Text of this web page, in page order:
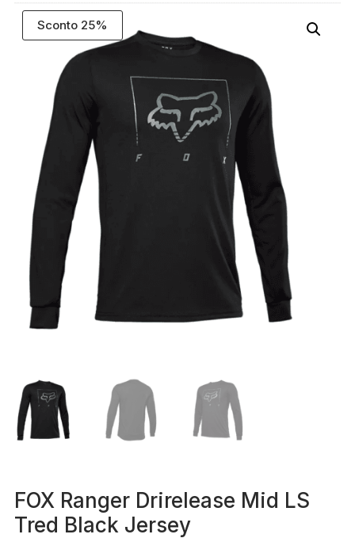
Sconto 25%
FOX Ranger Drirelease Mid LS
Tred Black Jersey